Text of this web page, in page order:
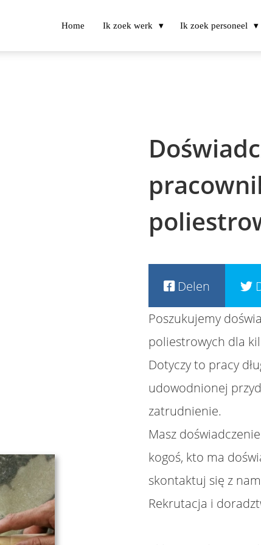
Home Ik zoek werk Ik zoek personeel
Delen
Poszukujemy
poliestrowych dla
Dotyczy to pracy
udowodnionej
zatrudnienie.
Masz
kogoś, kto ma
skontaktuj się z
Rekrutacja i